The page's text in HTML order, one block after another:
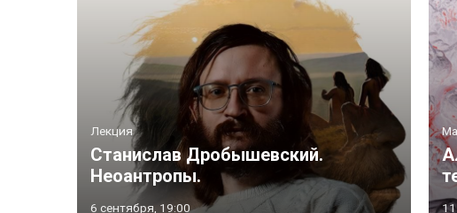
Лекция
Станислав Дробышевский.
Неоантропы.
6 сентября, 19:00
11